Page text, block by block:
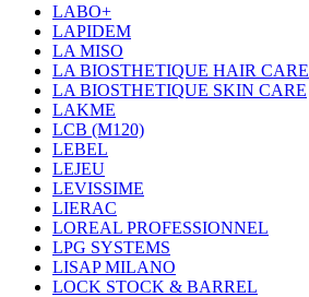
LABO+
LAPIDEM
LA MISO
LA BIOSTHETIQUE HAIR CARE
LA BIOSTHETIQUE SKIN CARE
LAKME
LCB (M120)
LEBEL
LEJEU
LEVISSIME
LIERAC
LOREAL PROFESSIONNEL
LPG SYSTEMS
LISAP MILANO
LOCK STOCK & BARREL